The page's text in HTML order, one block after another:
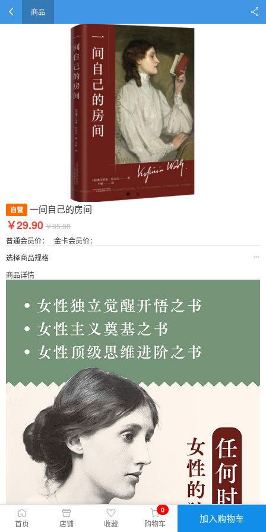
商品
自营 一间自己的房间
￥29.90￥35.88
普通会员价：
金卡会员价：
选择商品规格
商品详情
首页 店铺 收藏 购物车
0
加入购物车